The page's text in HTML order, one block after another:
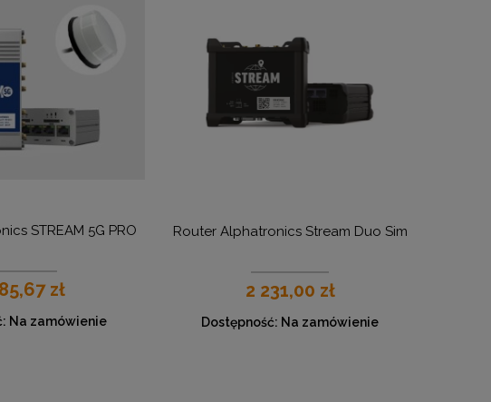
STREAM 5G PRO
zł
Na zamówienie
Router Alphatronics Stream Duo Sim
2 231,00 zł
Dostępność: Na zamówienie